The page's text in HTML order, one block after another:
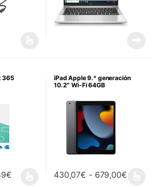
múltiples variantes. Las opciones se
365
€Rango de precios: desde 61,99€ hasta
múltiples variantes. Las opciones se
iPad Apple 9.ª generación
10.2″ Wi-Fi 64GB
430,07€ - 679,00€Rango
Este producto tiene múltiples